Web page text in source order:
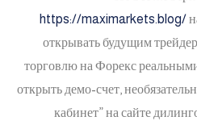
https://maximarkets.blog/
открывать будущим
торговлю на Форекс
открыть демо-счет,
кабинет” на сайте